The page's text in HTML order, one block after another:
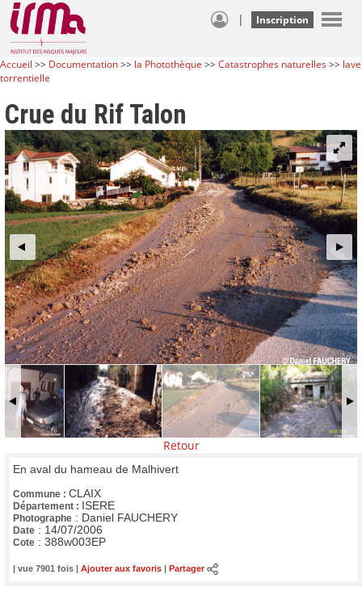
| Inscription
Accueil >> Documentation>> la Photothèque >>Catastrophes naturelles>> lave
torrentielle
Crue du Rif Talon
Retour
En aval du hameau de Malhivert
Commune : CLAIX
Département : ISERE
Photographe : Daniel FAUCHERY
Date : 14/07/2006
Cote : 388w003EP
| vue 7901 fois | Ajouter aux favoris Partager